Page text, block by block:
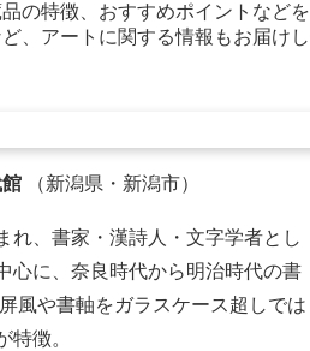
の特徴、おすすめポイントなどを
、アートに関する情報もお届けし
（新潟県・新潟市）
れ、書家・漢詩人・文字学者とし
心に、奈良時代から明治時代の書
風や書軸をガラスケース超しでは
特徴。